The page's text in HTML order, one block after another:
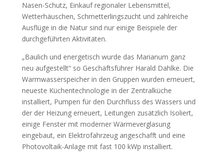
Nasen-Schutz, Einkauf regionaler Lebensmittel,
Wetterhäuschen, Schmetterlingszucht und zahlreiche
Ausflüge in die Natur sind nur einige Beispiele der
durchgeführten Aktivitäten.
„Baulich und energetisch wurde das Marianum ganz
neu aufgestellt“ so Geschäftsführer Harald Dahlke. Die
Warmwasserspeicher in den Gruppen wurden erneuert,
neueste Küchentechnologie in der Zentralküche
installiert, Pumpen für den Durchfluss des Wassers und
der der Heizung erneuert, Leitungen zusätzlich Isoliert,
einige Fenster mit moderner Wärmeverglasung
eingebaut, ein Elektrofahrzeug angeschafft und eine
Photovoltaik-Anlage mit fast 100 kWp installiert.